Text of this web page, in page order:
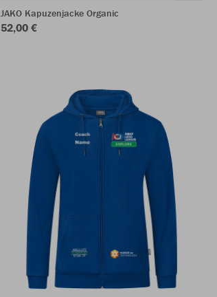
JAKO Kapuzenjacke Organic
52,00 €